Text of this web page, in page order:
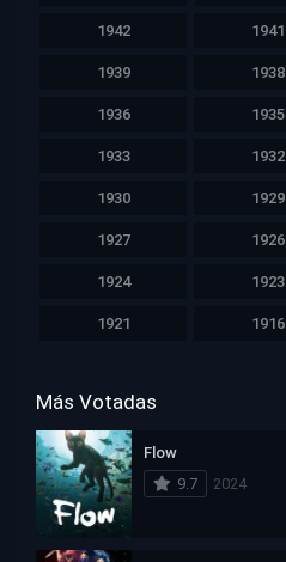
1942 1941
1939 1938
1936 1935
1933 1932
1930 1929
1927 1926
1924 1923
1921 1916
Más Votadas
Flow
9.7
2024